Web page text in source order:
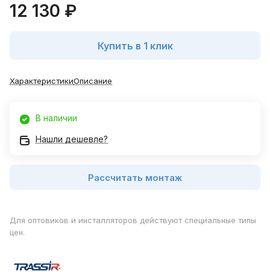
12 130 ₽
Купить в 1 клик
ХарактеристикиОписание
В наличии
Нашли дешевле?
Рассчитать монтаж
Для оптовиков и инсталляторов действуют специальные типы
цен.